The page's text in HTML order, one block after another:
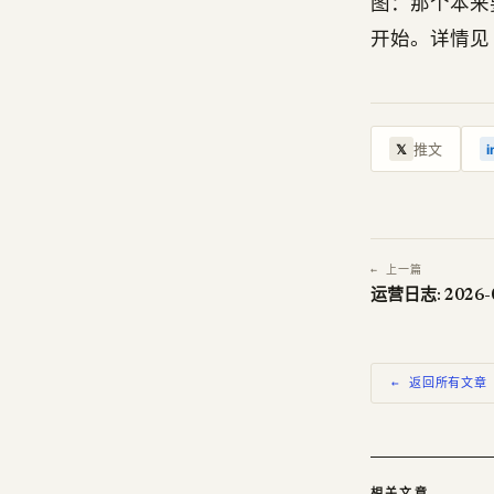
图：那个本
开始。详情见
𝕏 推文
← 上一篇
运营日志:
← 返回所有文章